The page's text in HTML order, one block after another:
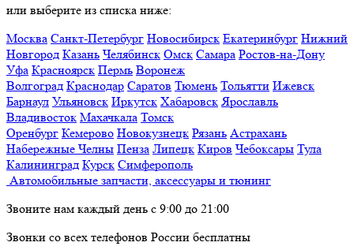
или выберите из списка ниже:
Москва Санкт-Петербург Новосибирск Екатеринбург Нижний
Новгород Казань Челябинск Омск Самара Ростов-на-Дону
Уфа Красноярск Пермь Воронеж
Волгоград Краснодар Саратов Тюмень Тольятти Ижевск
Барнаул Ульяновск Иркутск Хабаровск Ярославль
Владивосток Махачкала Томск
Оренбург Кемерово Новокузнецк Рязань Астрахань
Набережные Челны Пенза Липецк Киров Чебоксары Тула
Калининград Курск Симферополь
Автомобильные запчасти, аксессуары и тюнинг
Звоните нам каждый день с 9:00 до 21:00
Звонки со всех телефонов России бесплатны